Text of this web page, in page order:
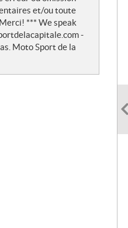
et/ou toute
*** We speak
-
Moto Sport de la